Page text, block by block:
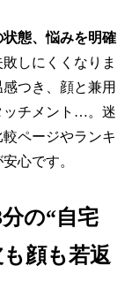
態、悩みを明確
敗しにくくなりま
つき、顔と兼用
ッチメント…。迷
ページやランキ
心です。
の“自宅
顔も若返